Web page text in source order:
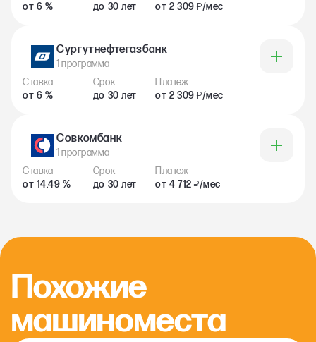
от 6 %
до 30 лет
от 2 309₽/мес
1 программа
Сургутнефтегазбанк
Ставка
от 6 %
Срок
до 30 лет
Платеж
от 2 309₽/мес
1 программа
Совкомбанк
Ставка
от 14.49 %
Срок
до 30 лет
Платеж
от 4 712₽/мес
Похожие
машиноместа